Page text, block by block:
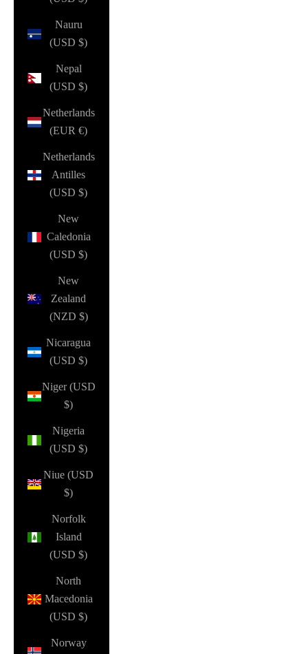
Nauru
(USD $)
Nepal
(USD $)
Netherlands
(EUR €)
Netherlands
Antilles
(USD $)
New
Caledonia
(USD $)
New
Zealand
(NZD $)
Nicaragua
(USD $)
Niger (USD
$)
Nigeria
(USD $)
Niue (USD
$)
Norfolk
Island
(USD $)
North
Macedonia
(USD $)
Norway